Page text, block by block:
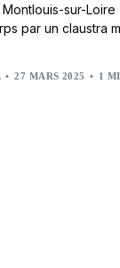
Montlouis-sur-
par un claustra
27 MARS 2025 1